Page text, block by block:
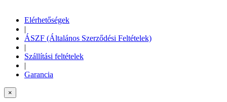
Elérhetőségek
|
ÁSZF (Általános Szerződési Feltételek)
|
Szállítási feltételek
|
Garancia
×